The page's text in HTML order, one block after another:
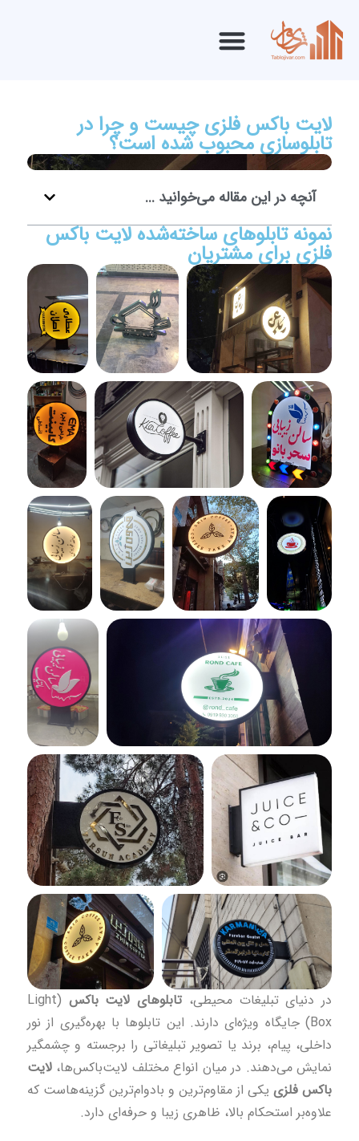
لایت باکس فلزی چیست و چرا در
تابلوسازی محبوب شده است؟
آنچه در این مقاله می‌خوانید ...
نمونه تابلوهای ساخته‌شده لایت باکس
فلزی برای مشتریان
در دنیای تبلیغات محیطی، تابلوهای لایت باکس
(Light
Box) جایگاه ویژه‌ای دارند. این تابلوها با بهره‌گیری از نور
داخلی، پیام، برند یا تصویر تبلیغاتی را برجسته و چشمگیر
نمایش می‌دهند. در میان انواع مختلف لایت‌باکس‌ها، لایت
باکس فلزی یکی از مقاوم‌ترین و بادوام‌ترین گزینه‌هاست که
علاوه‌بر استحکام بالا، ظاهری زیبا و حرفه‌ای دارد.